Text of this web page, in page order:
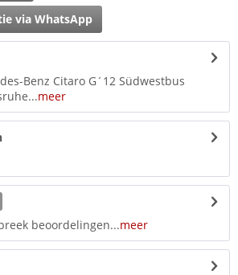
via WhatsApp
Benz Citaro G´12 Südwestbus
meer
beoordelingen...meer